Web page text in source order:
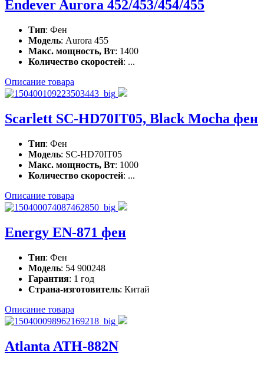
Endever Aurora 452/453/454/455
Тип: Фен
Модель: Aurora 455
Макс. мощность, Вт: 1400
Количество скоростей: ...
Описание товара
Scarlett SC-HD70IT05, Black Mocha фен
Тип: Фен
Модель: SC-HD70IT05
Макс. мощность, Вт: 1000
Количество скоростей: ...
Описание товара
Energy EN-871 фен
Тип: Фен
Модель: 54 900248
Гарантия: 1 год
Страна-изготовитель: Китай
Описание товара
Atlanta ATH-882N